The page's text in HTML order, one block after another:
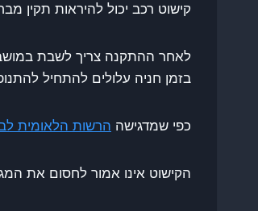
קישוט רכב יכול להיראות תקין
לאחר ההתקנה צריך לשבת
בזמן חניה עלולים להתחיל
כפי שמדגישה הרשות הלאומית
הקישוט אינו אמור לחסום את